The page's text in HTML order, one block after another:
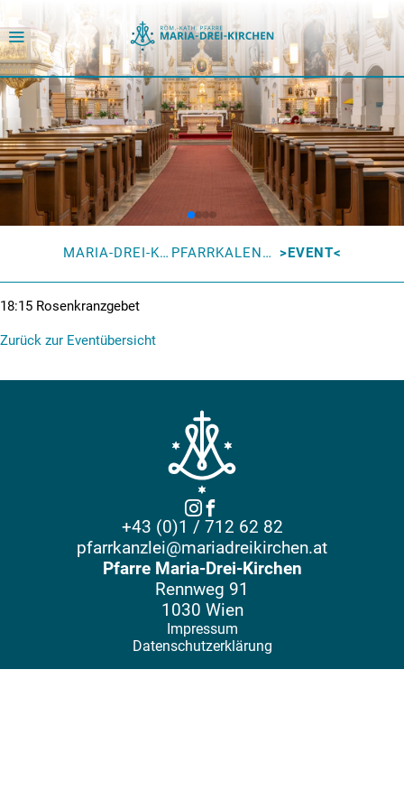
MARIA-DREI-KIRCHEN PFARRKALENDER EVENT
18:15 Rosenkranzgebet
Zurück zur Eventübersicht
+43 (0)1 / 712 62 82
pfarrkanzlei@mariadreikirchen.at
Pfarre Maria-Drei-Kirchen
Rennweg 91
1030 Wien
Impressum
Datenschutzerklärung